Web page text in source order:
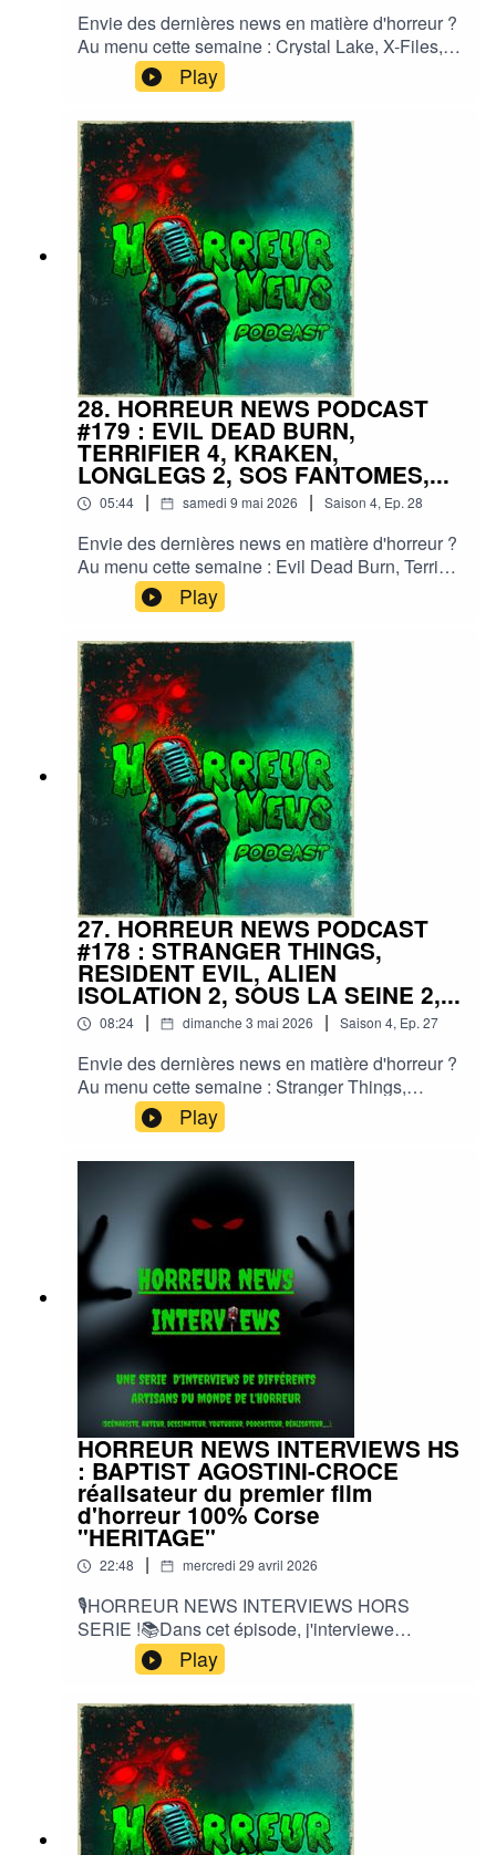
Envie des dernières news en matière d'horreur ?
Au menu cette semaine : Crystal Lake, X-Files,
Sam Raimi, Pascal Laugier, The walking dead,...
et plein d'autres actus !Sorties ciné, séries, tv,
streaming, vod, livres, jeux, podcasts...Instagram
: horreurnewspodcastFacebook : Horreur
NewsYouTube : Horreur news podcastMe
soutenir via Tipeee : https://fr.tipeee.com/horreur-
news-podcast/Bonne écoute ;)#horreur #info
#fantastique #film #serie #jeuvideo #podcast
#streaming #horreurfrance #film #horreur
#PodcastAddict #PodcastHorreur
#CultureHorreur #HorreurFrancophone
#CinemaHorreur
Play
28. HORREUR NEWS PODCAST
#179 : EVIL DEAD BURN,
TERRIFIER 4, KRAKEN,
LONGLEGS 2, SOS FANTOMES,...
05:44 | samedi 9 mai 2026 | Saison 4, Ep. 28
Envie des dernières news en matière d'horreur ?
Au menu cette semaine : Evil Dead Burn, Terrifier
4, Hocus Pocus 3, SOS Fantômes, Longlegs 2,...
et plein d'autres actus !Sorties ciné, séries, tv,
streaming, vod, livres, jeux, podcasts...Instagram
: horreurnewspodcastFacebook : Horreur
NewsYouTube : Horreur news podcastMe
soutenir via Tipeee : https://fr.tipeee.com/horreur-
news-podcast/Bonne écoute ;)#horreur #info
#fantastique #film #serie #jeuvideo #podcast
#streaming #horreurfrance #film #horreur
#PodcastAddict #PodcastHorreur
#CultureHorreur #HorreurFrancophone
#CinemaHorreur
Play
27. HORREUR NEWS PODCAST
#178 : STRANGER THINGS,
RESIDENT EVIL, ALIEN
ISOLATION 2, SOUS LA SEINE 2,...
08:24 | dimanche 3 mai 2026 | Saison 4, Ep. 27
Envie des dernières news en matière d'horreur ?
Au menu cette semaine : Stranger Things,
Resident Evil, Alien Isolation 2, La Momie 4,
Sous la Seine 2 et plein d'autres actus !Sorties
ciné, séries, tv, streaming, vod, livres, jeux,
podcasts...Instagram :
horreurnewspodcastFacebook : Horreur
NewsYouTube : Horreur news podcastMe
soutenir via Tipeee : https://fr.tipeee.com/horreur-
news-podcast/Bonne écoute ;)#horreur #info
#fantastique #film #serie #jeuvideo #podcast
#streaming #horreurfrance #film #horreur
#PodcastAddict #PodcastHorreur
#CultureHorreur #HorreurFrancophone
#CinemaHorreur
Play
HORREUR NEWS INTERVIEWS HS
: BAPTIST AGOSTINI-CROCE
réalisateur du premier film
d'horreur 100% Corse
"HERITAGE"
22:48 | mercredi 29 avril 2026
🎙️HORREUR NEWS INTERVIEWS HORS
SERIE !📚Dans cet épisode, j'interviewe
BAPTIST AGOSTINI-CROCE, réalisateur du
premier film d'horreur 100% Corse, un found
footage intitulé "HERITAGE"🔌LIENS DE
L'EPISODE :📱
INSTA:heritage_the_movie#baptistagostinicroce
#corse #horreur #interview #foundfootage
#filmhorreur
Play